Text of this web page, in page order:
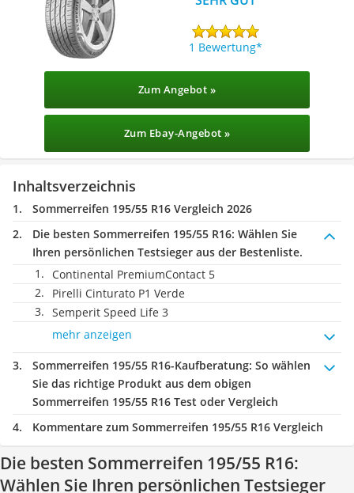
1 Bewertung
Zum Angebot »
Zum Ebay-Angebot »
Inhaltsverzeichnis
Sommerreifen 195/55 R16 Vergleich 2026
Die besten Sommerreifen 195/55 R16: Wählen Sie
Ihren persönlichen Testsieger aus der Bestenliste.
Continental PremiumContact 5
Pirelli Cinturato P1 Verde
Semperit Speed Life 3
mehr anzeigen
Sommerreifen 195/55 R16-Kaufberatung: So wählen
Sie das richtige Produkt aus dem obigen
Sommerreifen 195/55 R16 Test oder Vergleich
Kommentare zum Sommerreifen 195/55 R16 Vergleich
Die besten Sommerreifen 195/55 R16:
Wählen Sie Ihren persönlichen Testsieger